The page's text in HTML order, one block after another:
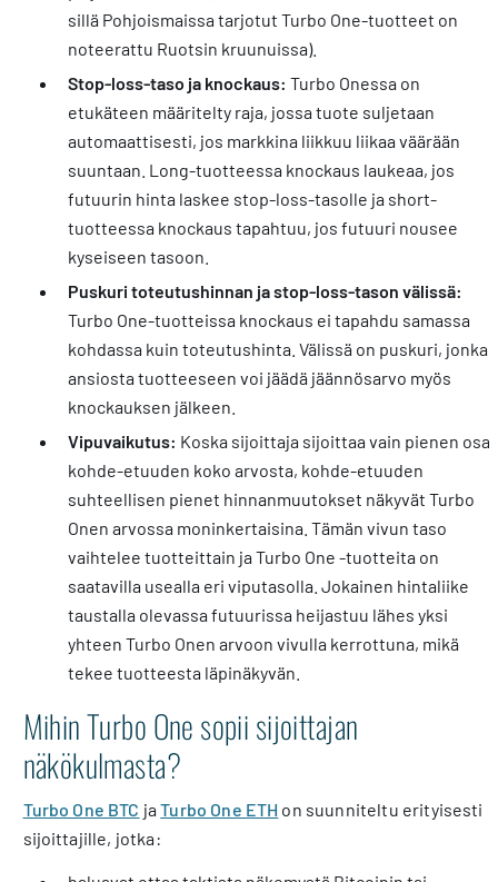
sillä Pohjoismaissa tarjotut Turbo One-tuotteet on
noteerattu Ruotsin kruunuissa).
Stop-loss-taso ja knockaus: Turbo Onessa on
etukäteen määritelty raja, jossa tuote suljetaan
automaattisesti, jos markkina liikkuu liikaa väärään
suuntaan. Long-tuotteessa knockaus laukeaa, jos
futuurin hinta laskee stop-loss-tasolle ja short-
tuotteessa knockaus tapahtuu, jos futuuri nousee
kyseiseen tasoon.
Puskuri toteutushinnan ja stop-loss-tason välissä:
Turbo One-tuotteissa knockaus ei tapahdu samassa
kohdassa kuin toteutushinta. Välissä on puskuri, jonka
ansiosta tuotteeseen voi jäädä jäännösarvo myös
knockauksen jälkeen.
Vipuvaikutus: Koska sijoittaja sijoittaa vain pienen
kohde-etuuden koko arvosta, kohde-etuuden
suhteellisen pienet hinnanmuutokset näkyvät Turbo
Onen arvossa moninkertaisina. Tämän vivun taso
vaihtelee tuotteittain ja Turbo One -tuotteita on
saatavilla usealla eri viputasolla. Jokainen hintaliike
taustalla olevassa futuurissa heijastuu lähes yksi
yhteen Turbo Onen arvoon vivulla kerrottuna, mikä
tekee tuotteesta läpinäkyvän.
Mihin Turbo One sopii sijoittajan
näkökulmasta?
Turbo One BTC jaTurbo One ETH on suunniteltu erityisesti
sijoittajille, jotka: